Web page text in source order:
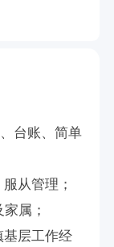
台账、简单
从管理；
属；
基层工作经